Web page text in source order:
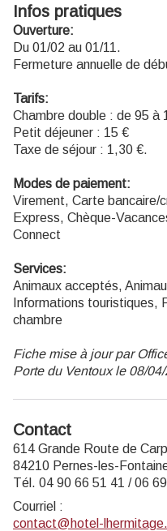
Infos pratiques
Ouverture:
Du 01/02 au 01/11.
Fermeture annuelle de
Tarifs:
Chambre double : de 95 à
Petit déjeuner : 15 €
Taxe de séjour : 1,30 €.
Modes de paiement:
Virement, Carte bancaire/
Express, Chèque-
Connect
Services:
Animaux acceptés,
Informations touristiques,
chambre
Fiche mise à jour par
Porte du Ventoux le 08/
Contact
614 Grande Route de
84210 Pernes-les-
Tél. 04 90 66 51 41 / 06
Courriel :
contact@hotel-